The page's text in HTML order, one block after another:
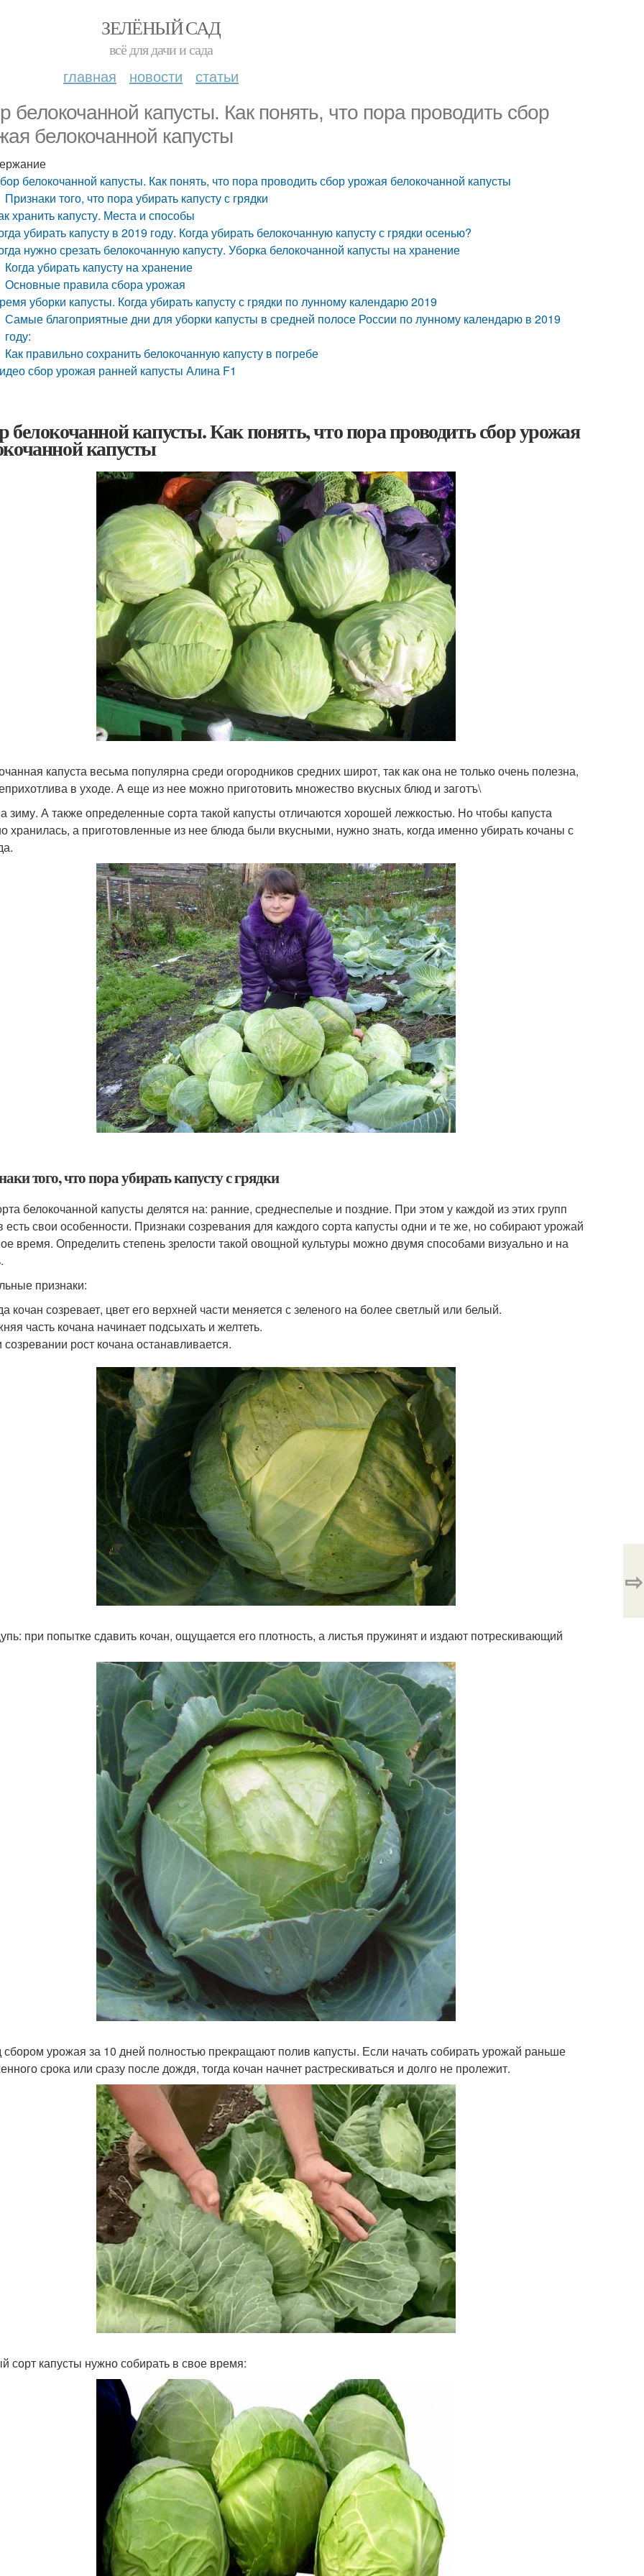
ЗЕЛЁНЫЙ САД
всё для дачи и сада
главная новости статьи
белокочанной капусты. Как понять, что пора проводить сбор
белокочанной капусты
белокочанной капусты. Как понять, что пора проводить сбор урожая белокочанной капусты
Признаки того, что пора убирать капусту с грядки
хранить капусту. Места и способы
убирать капусту в 2019 году. Когда убирать белокочанную капусту с грядки осенью?
нужно срезать белокочанную капусту. Уборка белокочанной капусты на хранение
Когда убирать капусту на хранение
Основные правила сбора урожая
уборки капусты. Когда убирать капусту с грядки по лунному календарю 2019
Самые благоприятные дни для уборки капусты в средней полосе России по лунному календарю в 2019
году:
Как правильно сохранить белокочанную капусту в погребе
сбор урожая ранней капусты Алина F1
белокочанной капусты. Как понять, что пора проводить сбор урожая
капусты
капуста весьма популярна среди огородников средних широт, так как она не только очень полезна,
в уходе. А еще из нее можно приготовить множество вкусных блюд и заготъ\
зиму. А также определенные сорта такой капусты отличаются хорошей лежкостью. Но чтобы капуста
хранилась, а приготовленные из нее блюда были вкусными, нужно знать, когда именно убирать кочаны с
того, что пора убирать капусту с грядки
белокочанной капусты делятся на: ранние, среднеспелые и поздние. При этом у каждой из этих групп
есть свои особенности. Признаки созревания для каждого сорта капусты одни и те же, но собирают урожай
время. Определить степень зрелости такой овощной культуры можно двумя способами визуально и на
признаки:
кочан созревает, цвет его верхней части меняется с зеленого на более светлый или белый.
часть кочана начинает подсыхать и желтеть.
рост кочана останавливается.
при попытке сдавить кочан, ощущается его плотность, а листья пружинят и издают потрескивающий
урожая за 10 дней полностью прекращают полив капусты. Если начать собирать урожай раньше
срока или сразу после дождя, тогда кочан начнет растрескиваться и долго не пролежит.
сорт капусты нужно собирать в свое время:
⇨